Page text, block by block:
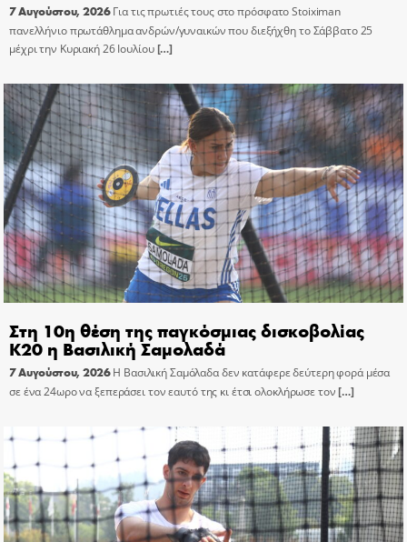
7 Αυγούστου, 2026 Για τις πρωτιές τους στο πρόσφατο Stoiximan
πανελλήνιο πρωτάθλημα ανδρών/γυναικών που διεξήχθη το Σάββατο 25
μέχρι την Κυριακή 26 Ιουλίου[…]
Στη 10η θέση της παγκόσμιας δισκοβολίας
Κ20 η Βασιλική Σαμολαδά
7 Αυγούστου, 2026 Η Βασιλική Σαμόλαδα δεν κατάφερε δεύτερη φορά μέσα
σε ένα 24ωρο να ξεπεράσει τον εαυτό της κι έτσι ολοκλήρωσε τον[…]